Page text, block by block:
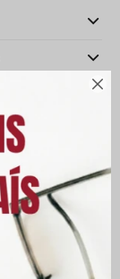
